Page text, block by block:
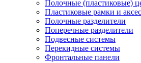
Полочные (пластиковые)
Пластиковые рамки и
Полочные разделители
Поперечные разделители
Подвесные системы
Перекидные системы
Фронтальные панели